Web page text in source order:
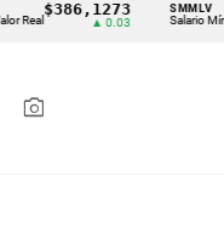
$386,1273
▲ 0.03
SMMLV
Salario Mínimo
photo_camera